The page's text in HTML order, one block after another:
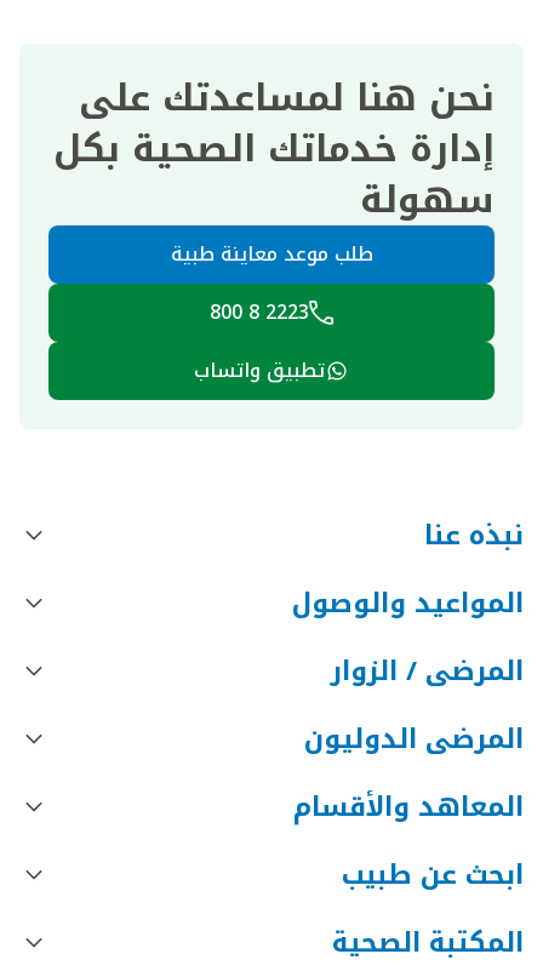
نحن هنا لمساعدتك على
إدارة خدماتك الصحية بكل
سهولة
طلب موعد معاينة طبية
2223 8 800
تطبيق واتساب
نبذه عنا
المواعيد والوصول
المرضى / الزوار
المرضى الدوليون
المعاهد والأقسام
ابحث عن طبيب
المكتبة الصحية